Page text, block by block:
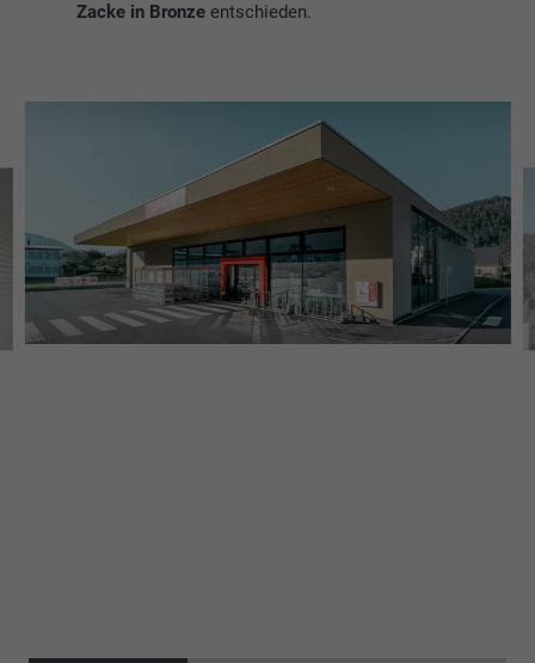
Zacke in Bronze entschieden.